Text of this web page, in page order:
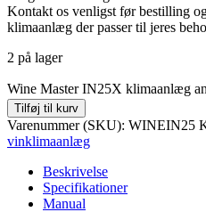
Kontakt os venligst før bestilling
klimaanlæg der passer til jeres
2 på lager
Wine Master IN25X klimaanlæg
Tilføj til kurv
Varenummer (SKU): WINEIN25
vinklimaanlæg
Beskrivelse
Specifikationer
Manual